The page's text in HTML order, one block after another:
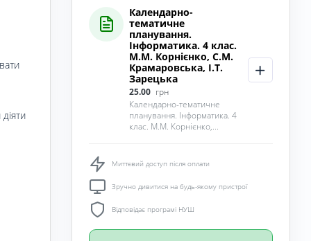
Календарно-
тематичне
планування.
Інформатика. 4 клас.
М.М. Корнієнко, С.М.
Крамаровська, І.Т.
Зарецька
25.00 грн
Календарно-тематичне
планування. Інформатика. 4
клас. М.М. Корнієнко,...
Миттєвий доступ після оплати
Зручно дивитися на будь-якому пристрої
Відповідає програмі НУШ